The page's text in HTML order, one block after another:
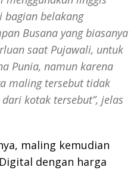
bagian belakang
Busana yang biasanya
saat Pujawali, untuk
Punia, namun karena
maling tersebut tidak
kotak tersebut”, jelas
maling kemudian
dengan harga